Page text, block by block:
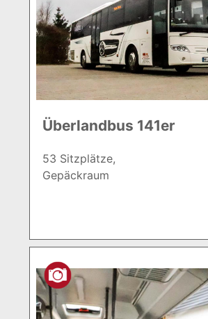
Überlandbus 141er
53 Sitzplätze,
Gepäckraum